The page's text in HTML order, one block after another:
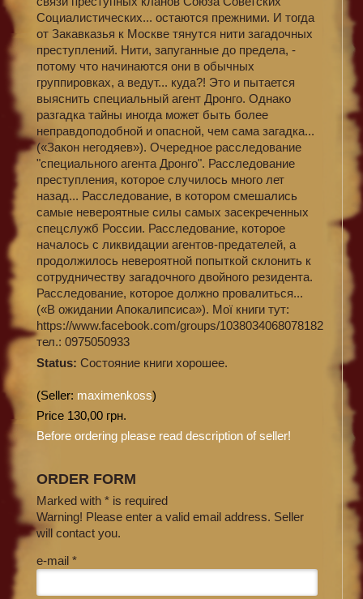
Социалистических... остаются прежними. И тогда
от Закавказья к Москве тянутся нити загадочных
преступлений. Нити, запуганные до предела, -
потому что начинаются они в обычных
группировках, а ведут... куда?! Это и пытается
выяснить специальный агент Дронго. Однако
разгадка тайны иногда может быть более
неправдоподобной и опасной, чем сама загадка...
(«Закон негодяев»). Очередное расследование
"специального агента Дронго". Расследование
преступления, которое случилось много лет
назад... Расследование, в котором смешались
самые невероятные силы самых засекреченных
спецслужб России. Расследование, которое
началось с ликвидации агентов-предателей, а
продолжилось невероятной попыткой склонить к
сотрудничеству загадочного двойного резидента.
Расследование, которое должно провалиться...
(«В ожидании Апокалипсиса»). Мої книги тут:
https://www.facebook.com/groups/1038034068078182
тел.: 0975050933
Status: Состояние книги хорошее.
(Seller: maximenkoss)
Price 130,00 грн.
Before ordering please read description of seller!
ORDER FORM
Marked with * is required
Warning! Please enter a valid email address. Seller
will contact you.
e-mail *